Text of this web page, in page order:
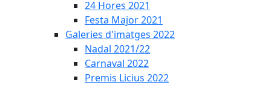
24 Hores 2021
Festa Major 2021
Galeries d'imatges 2022
Nadal 2021/22
Carnaval 2022
Premis Licius 2022